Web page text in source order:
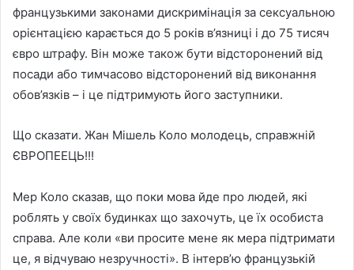
французькими законами дискримінація за сексуальною
орієнтацією карається до 5 років в’язниці і до 75 тисяч
євро штрафу. Він може також бути відсторонений від
посади або тимчасово відсторонений від виконання
обов’язків – і це підтримують його заступники.
Що сказати. Жан Мішель Коло молодець, справжній
ЄВРОПЕЕЦЬ!!!
Мер Коло сказав, що поки мова йде про людей, які
роблять у своїх будинках що захочуть, це їх особиста
справа. Але коли «ви просите мене як мера підтримати
це, я відчуваю незручності». В інтерв’ю французькій